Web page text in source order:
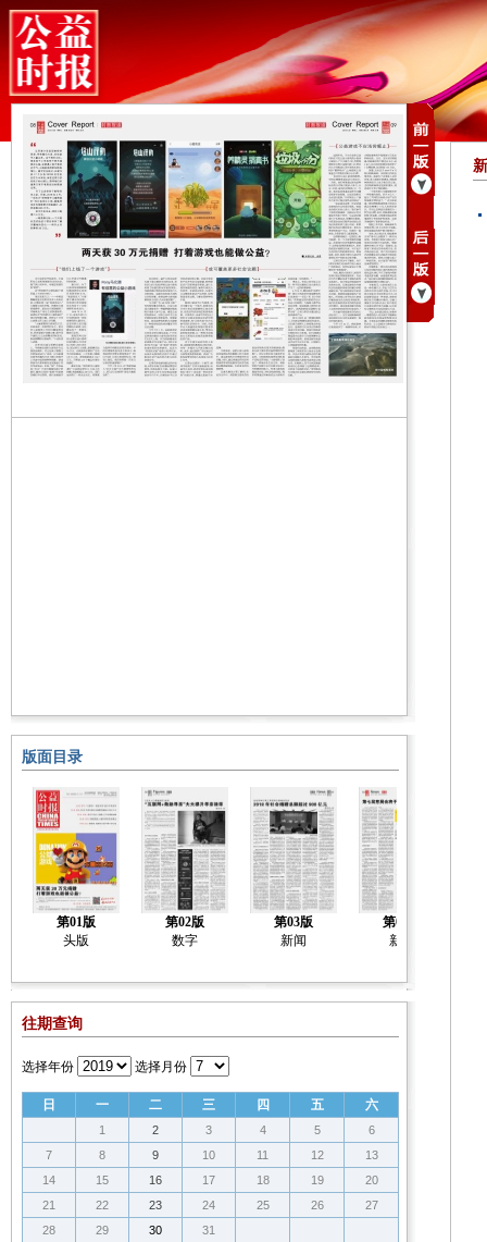
版面目录
第01版
头版
第02版
数字
第03版
新闻
第04版
新闻
往期查询
选择年份 选择月份
日 一 二 三 四 五 六
1 2 3 4 5
6
7
8 9 10 11 12
13
14
15 16 17 18 19
20
21
22 23 24 25 26
27
28
29 30 31